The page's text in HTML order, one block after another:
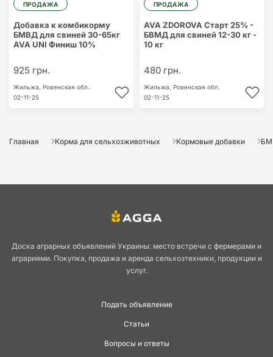
ПРОДАЖА
Добавка к комбикорму
БМВД для свиней 30-65кг
AVA UNI Финиш 10%
925 грн.
Жильжа, Ровенская обл.
02-11-25
ПРОДАЖА
AVA ZDOROVA Старт 25% -
БВМД для свиней 12-30 кг -
10 кг
480 грн.
Жильжа, Ровенская обл.
02-11-25
Главная Корма для сельхозживотных Кормовые добавки
Доска аграрных объявлений Украины: место встречи с фермерами и
аграриями. Покупка, продажа и аренда сельхозтехники, продукции и
услуг.
Подать объявление
Статьи
Вопросы и ответы